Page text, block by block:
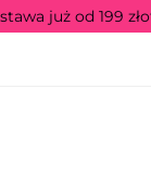
już od 199